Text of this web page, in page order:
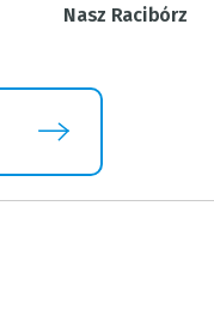
Nasz Racibórz